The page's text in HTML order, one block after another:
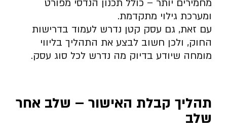
מחמירים יותר – כולל תכנון הנדסי מפורט
ומערכת גילוי מתקדמת.
עם זאת, גם עסק קטן נדרש לעמוד בדרישות
החוק, ולכן חשוב לבצע את התהליך בליווי
מומחה שיודע בדיוק מה נדרש לכל סוג עסק.
תהליך קבלת האישור – שלב אחר
שלב